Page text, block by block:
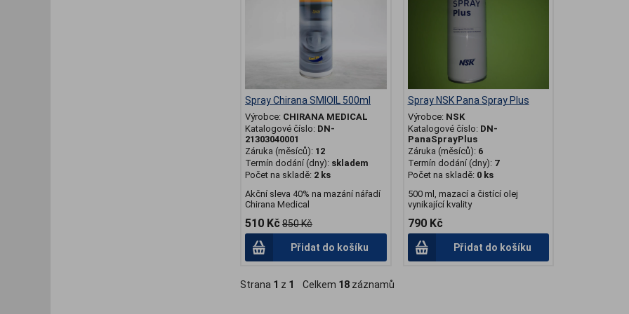
Spray Chirana SMIOIL 500ml
Výrobce: CHIRANA MEDICAL
Katalogové číslo: DN-
21303040001
Záruka (měsíců): 12
Termín dodání (dny): skladem
Počet na skladě: 2 ks
Akční sleva 40% na mazání nářadí
Chirana Medical
510 Kč 850 Kč
Přidat do košíku
Spray NSK Pana Spray Plus
Výrobce: NSK
Katalogové číslo: DN-
PanaSprayPlus
Záruka (měsíců): 6
Termín dodání (dny): 7
Počet na skladě: 0 ks
500 ml, mazací a čistící olej
vynikající kvality
790 Kč
Přidat do košíku
Strana 1 z 1 Celkem 18 záznamů